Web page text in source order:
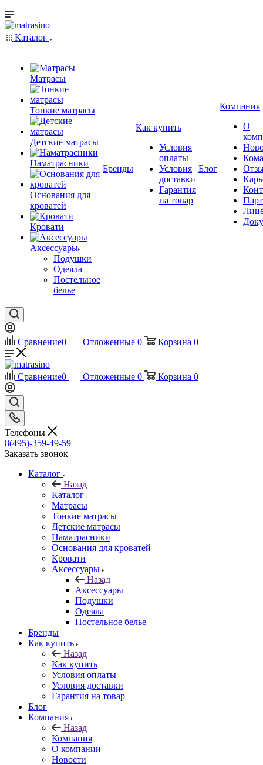
Каталог
Матрасы
Тонкие матрасы
Детские матрасы
Наматрасники
Основания для
кроватей
Кровати
Аксессуары
Подушки
Одеяла
Постельное
белье
Бренды
Как купить
Условия
оплаты
Условия
доставки
Гарантия
на товар
Блог
Компания
О
Сравнение0 Отложенные 0 Корзина 0
Сравнение0 Отложенные 0 Корзина 0
Телефоны
8(495)-359-49-59
Заказать звонок
Каталог
Назад
Каталог
Матрасы
Тонкие матрасы
Детские матрасы
Наматрасники
Основания для кроватей
Кровати
Аксессуары
Назад
Аксессуары
Подушки
Одеяла
Постельное белье
Бренды
Как купить
Назад
Как купить
Условия оплаты
Условия доставки
Гарантия на товар
Блог
Компания
Назад
Компания
О компании
Новости